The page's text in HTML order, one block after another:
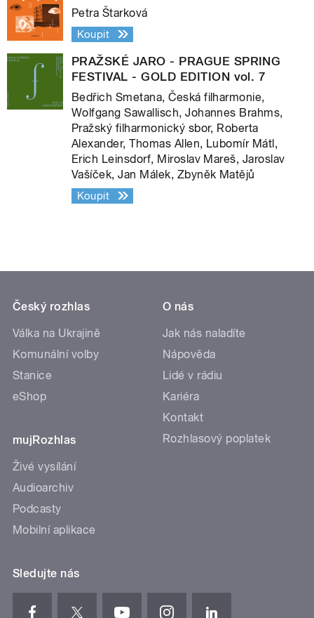
Petra Štarková
Koupit
PRAŽSKÉ JARO - PRAGUE SPRING
FESTIVAL - GOLD EDITION vol. 7
Bedřich Smetana, Česká filharmonie,
Wolfgang Sawallisch, Johannes Brahms,
Pražský filharmonický sbor, Roberta
Alexander, Thomas Allen, Lubomír Mátl,
Erich Leinsdorf, Miroslav Mareš, Jaroslav
Vašíček, Jan Málek, Zbyněk Matějů
Koupit
Český rozhlas
Válka na Ukrajině
Komunální volby
Stanice
eShop
mujRozhlas
Živé vysílání
Audioarchiv
Podcasty
Mobilní aplikace
O nás
Jak nás naladíte
Nápověda
Lidé v rádiu
Kariéra
Kontakt
Rozhlasový poplatek
Sledujte nás